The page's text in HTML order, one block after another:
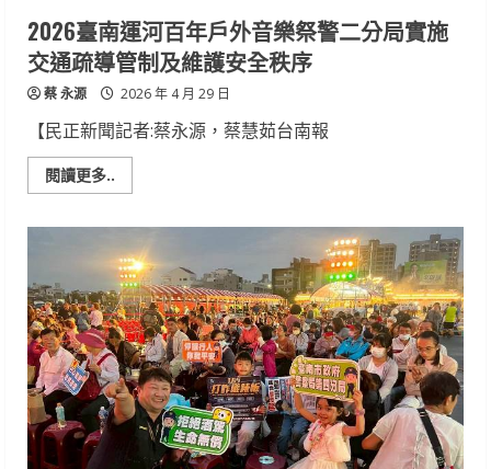
交
通
順
暢
2026臺南運河百年戶外音樂祭警二分局實施
交通疏導管制及維護安全秩序
蔡 永源 2026 年 4 月 29 日
【民正新聞記者:蔡永源，蔡慧茹台南報
閱讀更多..
more
南
運
河
百
年
戶
外
音
樂
祭
警
二